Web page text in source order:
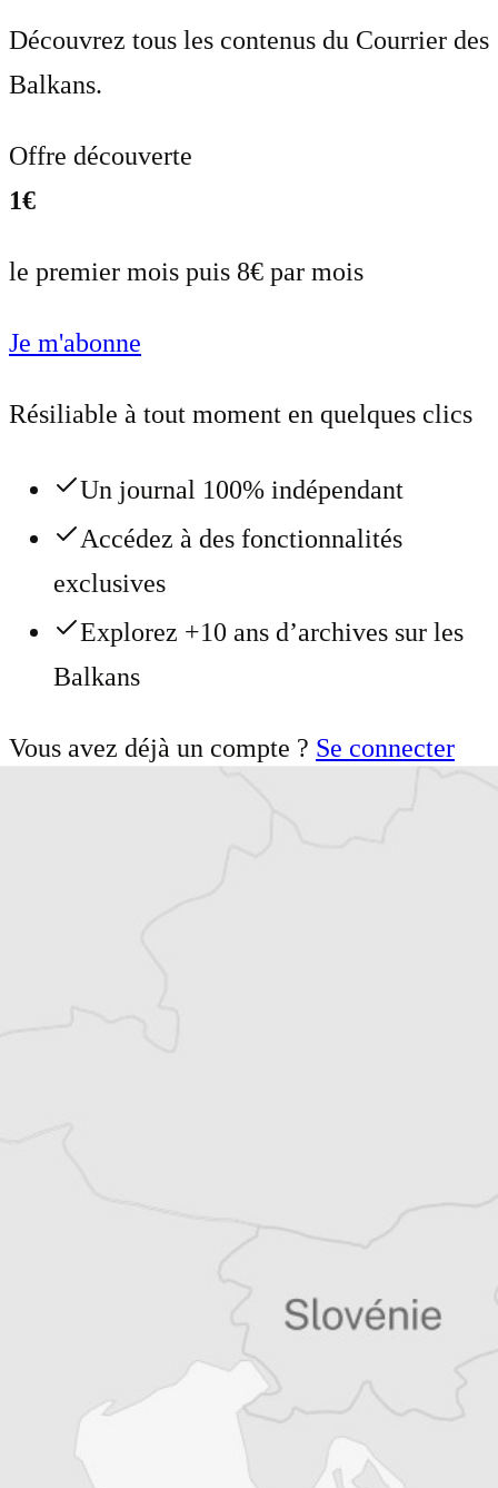
Découvrez tous les contenus du Courrier des
Balkans.
Offre découverte
1€
le premier mois puis 8€ par mois
Je m'abonne
Résiliable à tout moment en quelques clics
Un journal 100% indépendant
Accédez à des fonctionnalités
exclusives
Explorez +10 ans d’archives sur les
Balkans
Vous avez déjà un compte ? Se connecter